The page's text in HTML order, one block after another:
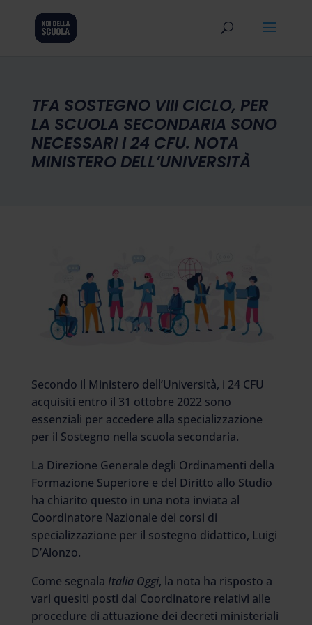
TFA SOSTEGNO VIII CICLO, PER
LA SCUOLA SECONDARIA SONO
NECESSARI I 24 CFU. NOTA
MINISTERO DELL’UNIVERSITÀ
Secondo il Ministero dell’Università, i 24 CFU
acquisiti entro il 31 ottobre 2022 sono
essenziali per accedere alla specializzazione
per il Sostegno nella scuola secondaria.
La Direzione Generale degli Ordinamenti della
Formazione Superiore e del Diritto allo Studio
ha chiarito questo in una nota inviata al
Coordinatore Nazionale dei corsi di
specializzazione per il sostegno didattico, Luigi
D’Alonzo.
Come segnala Italia Oggi, la nota ha risposto a
vari quesiti posti dal Coordinatore relativi alle
procedure di attuazione dei decreti ministeriali